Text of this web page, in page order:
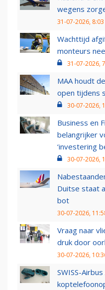
wegens
31-07-2026, 8:03
Wachttijd
monteurs
31-07-2026,
MAA houdt
open tijdens
30-07-2026,
Business en
belangrijker
‘investering
30-07-2026,
Duitse staat
bot
30-07-2026,
Vraag naar
druk door
30-07-2026,
SWISS-